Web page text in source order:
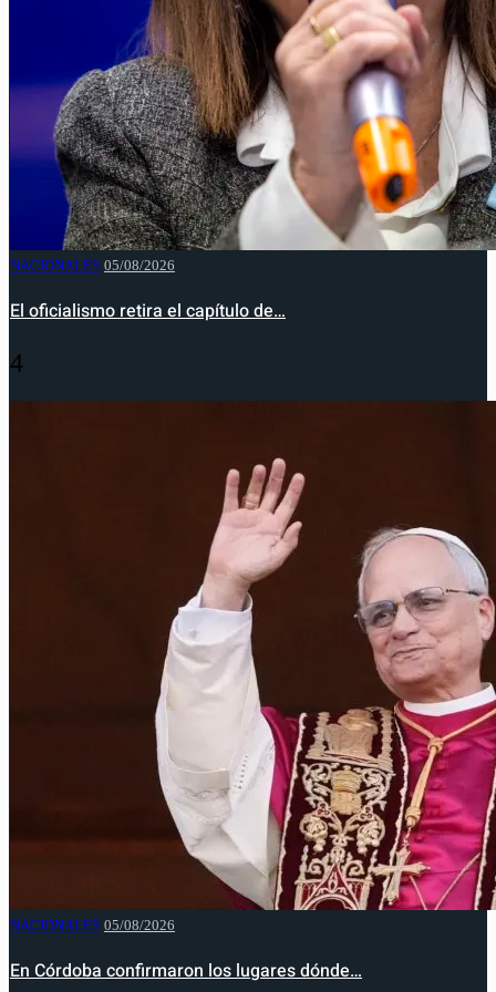
NACIONALES 05/08/2026
El oficialismo retira el capítulo de…
4
NACIONALES 05/08/2026
En Córdoba confirmaron los lugares dónde…